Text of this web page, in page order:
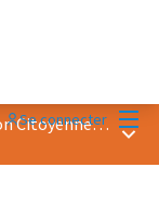
Se connecter
Prix &quot;Bonne Pratique en Participation Citoyenne&quot; 2020